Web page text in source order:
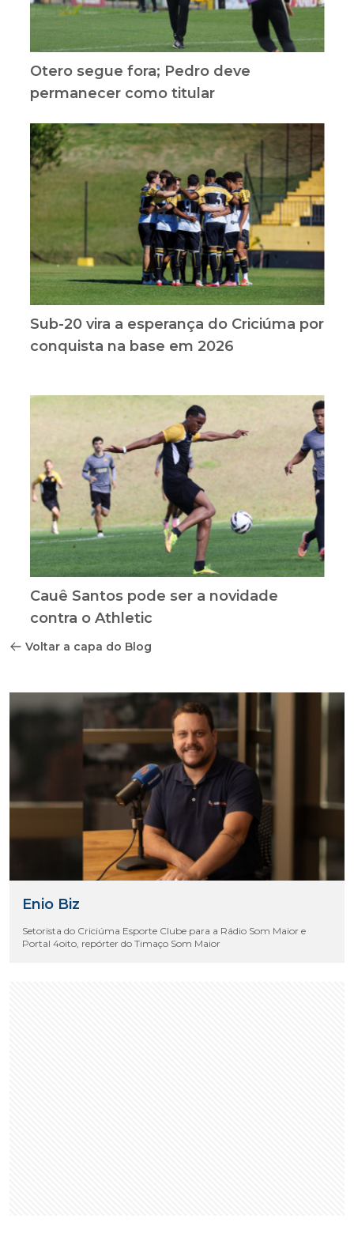
Otero segue fora; Pedro deve
permanecer como titular
Sub-20 vira a esperança do Criciúma por
conquista na base em 2026
Cauê Santos pode ser a novidade
contra o Athletic
Voltar a capa do Blog
Enio Biz
Setorista do Criciúma Esporte Clube para a Rádio Som Maior e
Portal 4oito, repórter do Timaço Som Maior